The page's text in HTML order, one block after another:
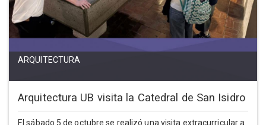
ARQUITECTURA
Arquitectura UB visita la Catedral de San Isidro
El sábado 5 de octubre se realizó una visita extracurricular a